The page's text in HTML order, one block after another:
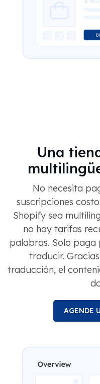
Una
No necesita
suscripciones
Shopify sea
no hay tarifas
palabras. Solo paga
traducir.
traducción, el
AGENDE